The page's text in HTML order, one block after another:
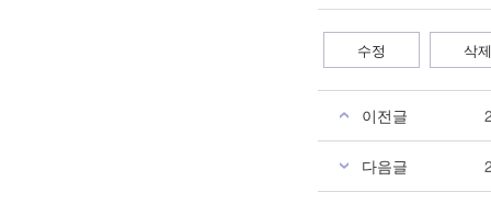
수정 삭제
이전글
다음글